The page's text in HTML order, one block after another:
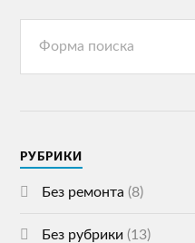
РУБРИКИ
Без ремонта (8)
Без рубрики (13)